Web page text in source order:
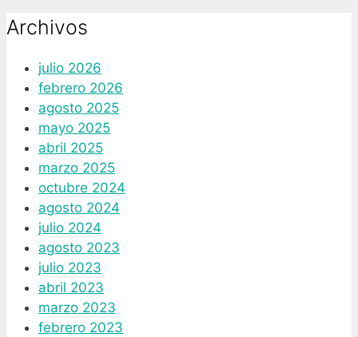
Archivos
julio 2026
febrero 2026
agosto 2025
mayo 2025
abril 2025
marzo 2025
octubre 2024
agosto 2024
julio 2024
agosto 2023
julio 2023
abril 2023
marzo 2023
febrero 2023